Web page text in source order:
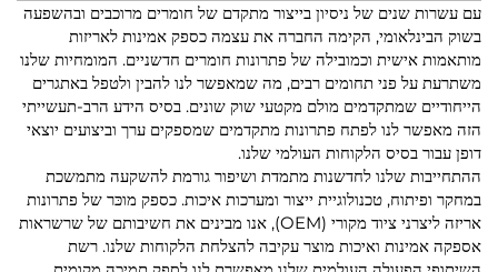
עם עשרות שנים של ניסיון בייצור מתקדם של חומרים מרוכבים ובהשפעה
בשוק הבינלאומי, הקימה החברה את עצמה כספק אמינות לאריזות
מותאמות אישית וכמובילה של פתרונות חומרים חדשניים. המומחיות שלנו
משתרעת על פני תחומים רבים, מה שמאפשר לנו להבין ולטפל באתגרים
הייחודיים שמתקדמים מולם מקטעי שוק שונים. בסיס הידע הרב-תעשייתי
הזה מאפשר לנו לפתח פתרונות מתקדמים שמספקים ערך וביצועים יוצאי
דופן עבור בסיס הלקוחות העולמי שלנו.
ההתחייבות שלנו לחדשנות מתמדת ושיפור גורמת להשקעה מתמשכת
במחקר ופיתוח, טכנולוגיית ייצור ומערכות איכות. כספק מוכּר של פתרונות
אריזה ליצרני ציוד מקורי (OEM), אנו מבינים את חשיבותם של שרשראות
אספקה אמינות ואיכות מוצר עקיבה להצלחת הלקוחות שלנו. רשת